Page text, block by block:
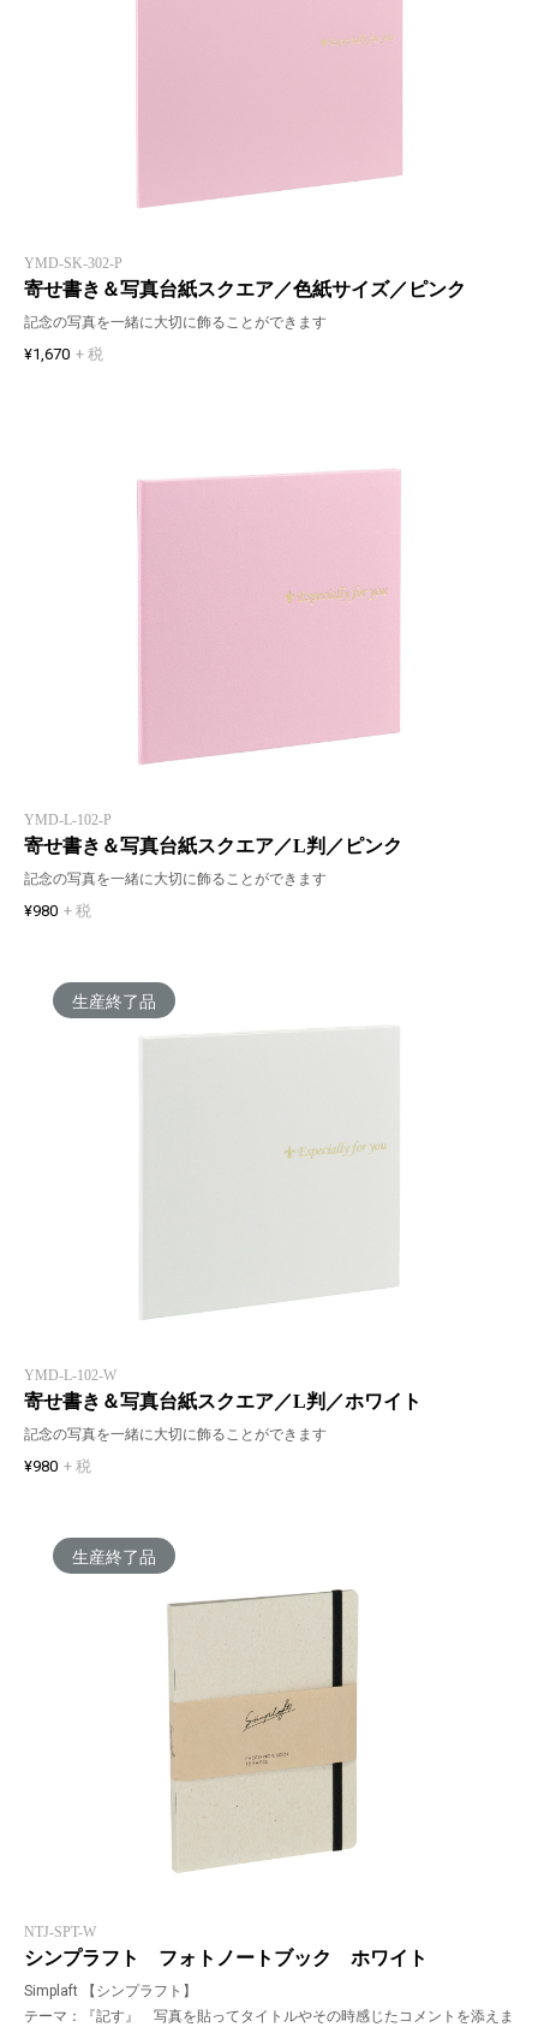
YMD-SK-302-P
寄せ書き＆写真台紙スクエア／色紙サイズ／ピンク
記念の写真を一緒に大切に飾ることができます
¥1,670 + 税
YMD-L-102-P
寄せ書き＆写真台紙スクエア／L判／ピンク
記念の写真を一緒に大切に飾ることができます
¥980 + 税
生産終了品
YMD-L-102-W
寄せ書き＆写真台紙スクエア／L判／ホワイト
記念の写真を一緒に大切に飾ることができます
¥980 + 税
生産終了品
NTJ-SPT-W
シンプラフト フォトノートブック ホワイト
Simplaft 【シンプラフト】
テーマ：『記す』 写真を貼ってタイトルやその時感じたコメントを添えま